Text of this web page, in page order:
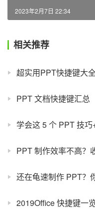
2023年2月7日 22:34
相关推荐
超实用PPT快捷键大
PPT 文档快捷键汇总
PPT 制作效率不高？
还在龟速制作 PPT？
2019Office 快捷键一